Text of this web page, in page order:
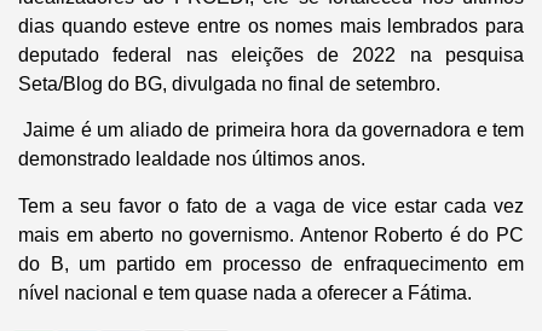
dias quando esteve entre os nomes mais lembrados para
deputado federal nas eleições de 2022 na pesquisa
Seta/Blog do BG, divulgada no final de setembro.
Jaime é um aliado de primeira hora da governadora e tem
demonstrado lealdade nos últimos anos.
Tem a seu favor o fato de a vaga de vice estar cada vez
mais em aberto no governismo. Antenor Roberto é do PC
do B, um partido em processo de enfraquecimento em
nível nacional e tem quase nada a oferecer a Fátima.